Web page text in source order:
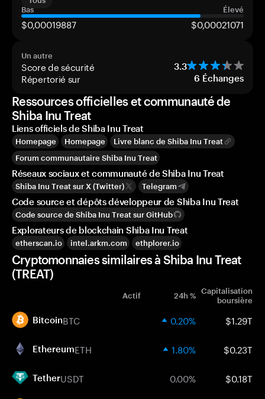
Bas
Élevé
$0,00019887 $0,00021071
Un autre
Score de sécurité 3.3
Répertorié sur 6 Échanges
Ressources officielles et communauté de
Shiba Inu Treat
Liens officiels de Shiba Inu Treat
Homepage Homepage
Livre blanc de Shiba Inu Treat
Forum communautaire Shiba Inu Treat
Réseaux sociaux et communauté de Shiba Inu Treat
Shiba Inu Treat sur X (Twitter) Telegram
Code source et dépôts développeur de Shiba Inu Treat
Code source de Shiba Inu Treat sur GitHub
Explorateurs de blockchain Shiba Inu Treat
etherscan.io intel.arkm.com ethplorer.io
Cryptomonnaies similaires à Shiba Inu Treat
(TREAT)
Actif 24h % Capitalisation
boursière
BitcoinBTC 0.20% $1.29T
EthereumETH 1.80% $0.23T
TetherUSDT 0.00% $0.18T